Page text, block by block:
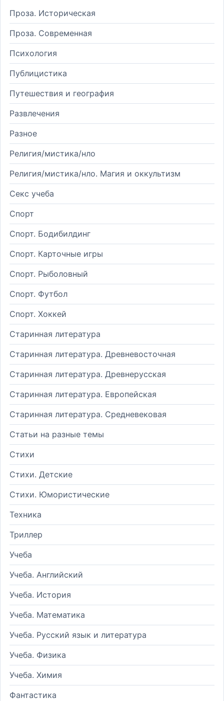
Проза. Историческая
Проза. Современная
Психология
Публицистика
Путешествия и география
Развлечения
Разное
Религия/мистика/нло
Религия/мистика/нло. Магия и оккультизм
Секс учеба
Спорт
Спорт. Бодибилдинг
Спорт. Карточные игры
Спорт. Рыболовный
Спорт. Футбол
Спорт. Хоккей
Старинная литература
Старинная литература. Древневосточная
Старинная литература. Древнерусская
Старинная литература. Европейская
Старинная литература. Средневековая
Статьи на разные темы
Стихи
Стихи. Детские
Стихи. Юмористические
Техника
Триллер
Учеба
Учеба. Английский
Учеба. История
Учеба. Математика
Учеба. Русский язык и литература
Учеба. Физика
Учеба. Химия
Фантастика